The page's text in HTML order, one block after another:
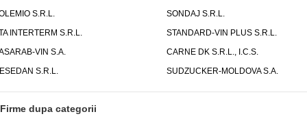
S.R.L.
SONDAJ S.R.L.
INTERTERM S.R.L.
STANDARD-VIN PLUS S.R.L.
VIN S.A.
CARNE DK S.R.L., I.C.S.
S.R.L.
SUDZUCKER-MOLDOVA S.A.
Firme dupa categorii